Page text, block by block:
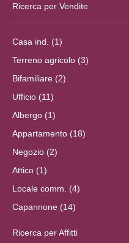
Ricerca per Vendite
Casa ind. (1)
Terreno agricolo (3)
Bifamiliare (2)
Ufficio (11)
Albergo (1)
Appartamento (18)
Negozio (2)
Attico (1)
Locale comm. (4)
Capannone (14)
Ricerca per Affitti